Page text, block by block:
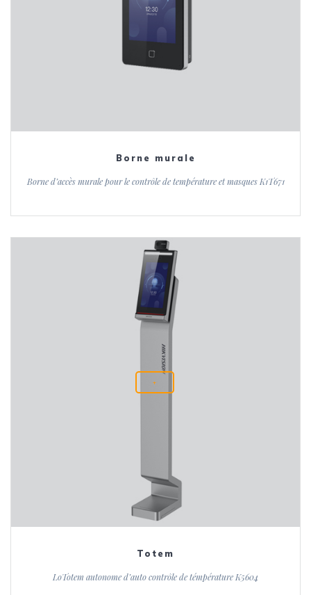
Borne murale
Borne d’accès murale pour le contrôle de température et masques K1T671
+
Totem
LoTotem autonome d’auto contrôle de témpérature K5604